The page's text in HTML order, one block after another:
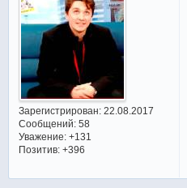
Зарегистрирован: 22.08.2017
Сообщений:58
Уважение: +131
Позитив: +396